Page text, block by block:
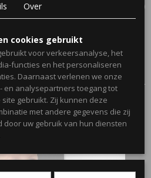
(0)
Zwangerschap
Broer/Zus>
grote broer shirt ik heb een
Over
cookies gebruikt
voor verkeersanalyse, het
functies en het personaliseren
Daarnaast verlenen we onze
en analysepartners toegang tot
gebruikt. Zij kunnen deze
met andere gegevens die zij
door uw gebruik van hun diensten